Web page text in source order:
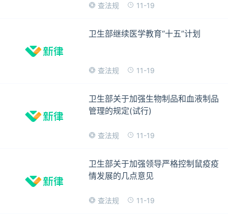
查法规 11-19
卫生部继续医学教育“十五”计划
查法规 11-19
卫生部关于加强生物制品和血液制品
管理的规定(试行)
查法规 11-19
卫生部关于加强领导严格控制鼠疫疫
情发展的几点意见
查法规 11-19